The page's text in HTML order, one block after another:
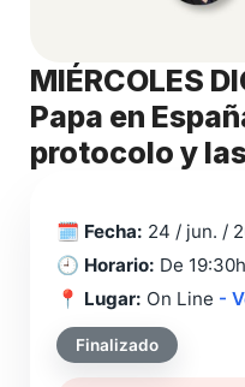
MIÉRCOLES
Papa en
protocolo y
🗓️ Fecha: 24 / jun. /
🕘 Horario: De
📍 Lugar: On Line -
Finalizado